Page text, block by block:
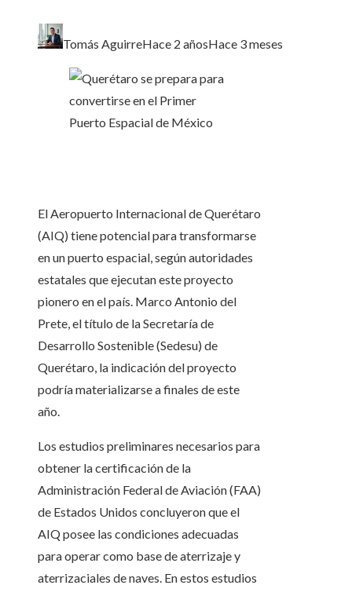
Tomás AguirreHace 2 añosHace 3 meses
El Aeropuerto Internacional de Querétaro
(AIQ) tiene potencial para transformarse
en un puerto espacial, según autoridades
estatales que ejecutan este proyecto
pionero en el país. Marco Antonio del
Prete, el título de la Secretaría de
Desarrollo Sostenible (Sedesu) de
Querétaro, la indicación del proyecto
podría materializarse a finales de este
año.
Los estudios preliminares necesarios para
obtener la certificación de la
Administración Federal de Aviación (FAA)
de Estados Unidos concluyeron que el
AIQ posee las condiciones adecuadas
para operar como base de aterrizaje y
aterrizaciales de naves. En estos estudios